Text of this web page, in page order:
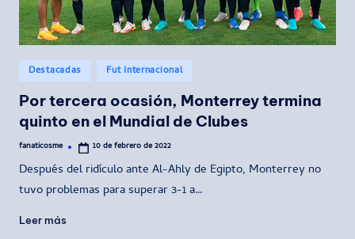
Publicado
en
Destacadas Fut Internacional
Por tercera ocasión, Monterrey termina
quinto en el Mundial de Clubes
Publicado
fanaticosme 10 de febrero de 2022
Después del ridículo ante Al-Ahly de Egipto, Monterrey no
tuvo problemas para superar 3-1 a…
Leer más